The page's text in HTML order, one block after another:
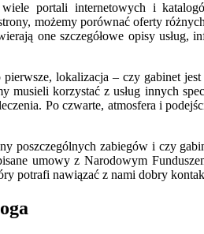
portali internetowych i
możemy porównać oferty
one szczegółowe opisy
lokalizacja – czy gabinet
korzystać z usług innych
Po czwarte, atmosfera i
zabiegów i czy
umowy z Narodowym
potrafi nawiązać z nami dobry